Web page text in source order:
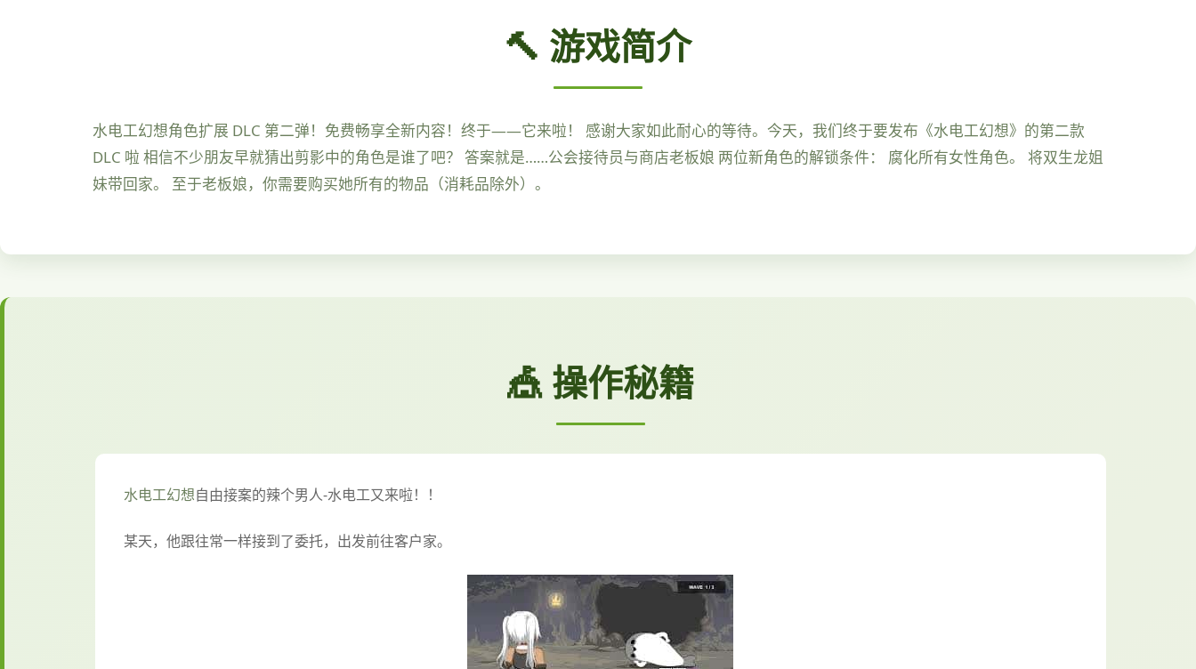
🔨 游戏简介
水电工幻想角色扩展 DLC 第二弹！免费畅享全新内容！终于——它来啦！ 感谢大家如此耐心的等待。今天，我们终于要发布《水电工幻想》的第二款
DLC 啦 相信不少朋友早就猜出剪影中的角色是谁了吧？ 答案就是……公会接待员与商店老板娘 两位新角色的解锁条件： 腐化所有女性角色。 将双生龙姐
妹带回家。 至于老板娘，你需要购买她所有的物品（消耗品除外）。
🎪 操作秘籍
水电工幻想自由接案的辣个男人-水电工又来啦！！
某天，他跟往常一样接到了委托，出发前往客户家。